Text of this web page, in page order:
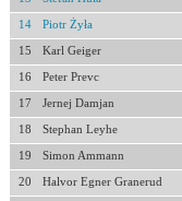
14 Piotr Żyła
15 Karl Geiger
16 Peter Prevc
17 Jernej Damjan
18 Stephan Leyhe
19 Simon Ammann
20 Halvor Egner Granerud